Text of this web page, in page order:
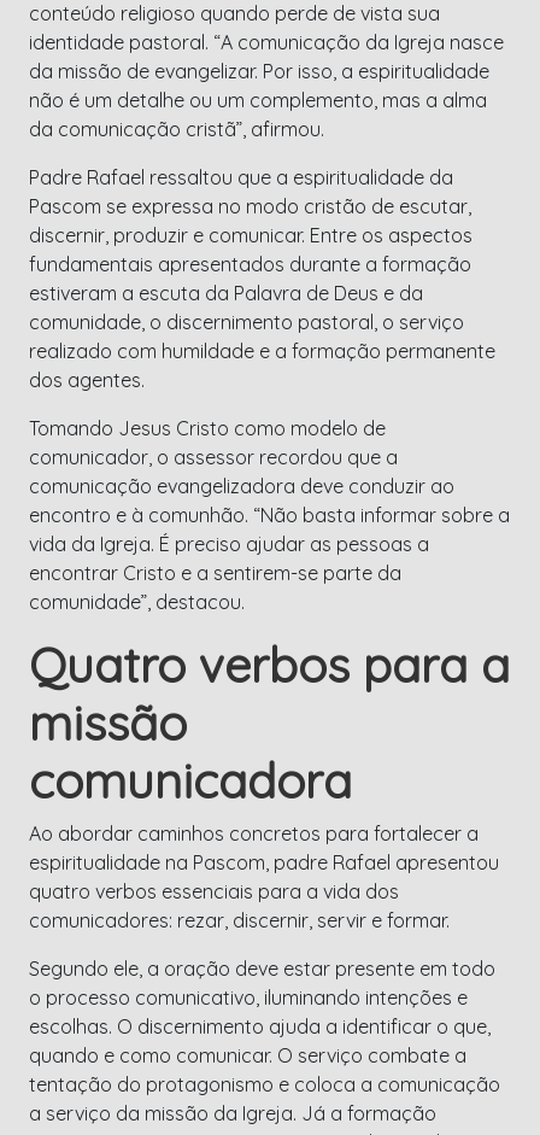
conteúdo religioso quando perde de vista sua
identidade pastoral. “A comunicação da Igreja nasce
da missão de evangelizar. Por isso, a espiritualidade
não é um detalhe ou um complemento, mas a alma
da comunicação cristã”, afirmou.
Padre Rafael ressaltou que a espiritualidade da
Pascom se expressa no modo cristão de escutar,
discernir, produzir e comunicar. Entre os aspectos
fundamentais apresentados durante a formação
estiveram a escuta da Palavra de Deus e da
comunidade, o discernimento pastoral, o serviço
realizado com humildade e a formação permanente
dos agentes.
Tomando Jesus Cristo como modelo de
comunicador, o assessor recordou que a
comunicação evangelizadora deve conduzir ao
encontro e à comunhão. “Não basta informar sobre a
vida da Igreja. É preciso ajudar as pessoas a
encontrar Cristo e a sentirem-se parte da
comunidade”, destacou.
Quatro verbos para a
missão
comunicadora
Ao abordar caminhos concretos para fortalecer a
espiritualidade na Pascom, padre Rafael apresentou
quatro verbos essenciais para a vida dos
comunicadores: rezar, discernir, servir e formar.
Segundo ele, a oração deve estar presente em todo
o processo comunicativo, iluminando intenções e
escolhas. O discernimento ajuda a identificar o que,
quando e como comunicar. O serviço combate a
tentação do protagonismo e coloca a comunicação
a serviço da missão da Igreja. Já a formação